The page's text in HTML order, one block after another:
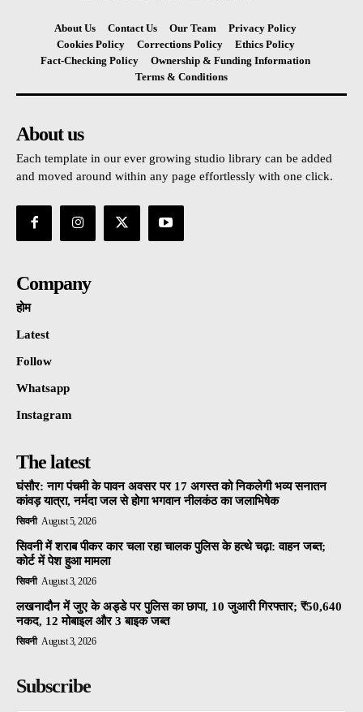
About Us Contact Us Our Team
Privacy Policy
Cookies Policy
Corrections Policy
Ethics Policy
Fact-Checking Policy
Ownership & Funding Information
Terms & Conditions
About us
Each template in our ever growing studio library can be added
and moved around within any page effortlessly with one click.
Company
होम
Latest
Follow
Whatsapp
Instagram
The latest
घंसौर: नाग पंचमी के पावन अवसर पर 17 अगस्त को निकलेगी भव्य सनातन
कांवड़ यात्रा, नर्मदा जल से होगा भगवान नीलकंठ का जलाभिषेक
सिवनी August 5, 2026
सिवनी में शराब पीकर कार चला रहा चालक पुलिस के हत्थे चढ़ा: वाहन जब्त;
कोर्ट में पेश हुआ मामला
सिवनी August 3, 2026
लखनादौन में जुए के अड्डे पर पुलिस का छापा, 10 जुआरी गिरफ्तार; ₹50,640
नकद, 12 मोबाइल और 3 बाइक जब्त
सिवनी August 3, 2026
Subscribe